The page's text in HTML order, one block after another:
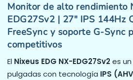
Monitor de alto rendimiento
EDG27Sv2 | 27″ IPS 144Hz
FreeSync y soporte G-Sync
competitivos
El Nixeus EDG NX-EDG27Sv2es
pulgadas con tecnología IPS